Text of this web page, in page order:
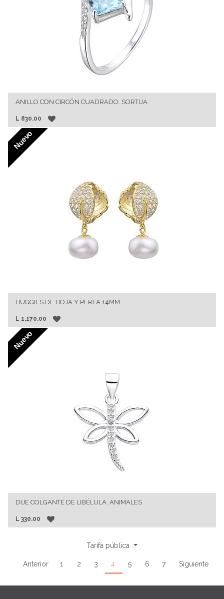
ANILLO CON CIRCÓN CUADRADO. SORTIJA
L 830.00
Nuevo
HUGGIES DE HOJA Y PERLA 14MM
L 1,170.00
Nuevo
DIJE COLGANTE DE LIBÉLULA. ANIMALES
L 330.00
Tarifa pública
Anterior 1 2 3 4 5 6 7 Siguiente